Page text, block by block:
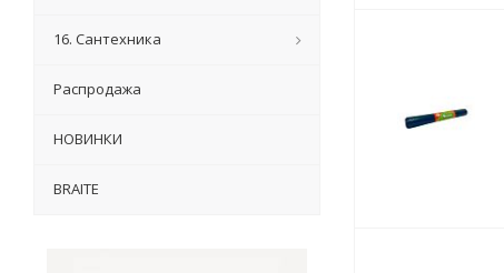
16. Сантехника
Распродажа
НОВИНКИ
BRAITE